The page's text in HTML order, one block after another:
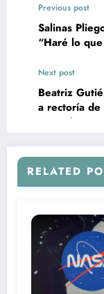
Previous post
Salinas
“Haré lo
Next post
Beatriz
a rectoría de
entrevista
RELATED